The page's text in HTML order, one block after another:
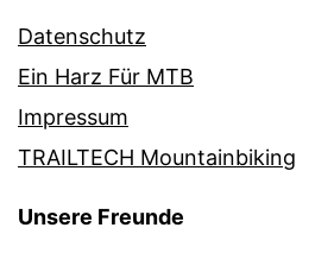
Datenschutz
Ein Harz Für MTB
Impressum
TRAILTECH Mountainbiking
Unsere Freunde